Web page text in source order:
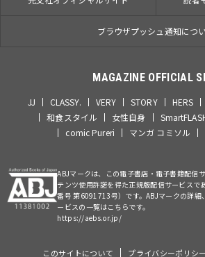
ブラウザプッシュ通知につ
MAGAZINE OFFICIAL
JJ CLASSY. VERY STORY HERS
和食スタイル
女性自身
comic Pureri
マンガ コミソル
ABJマークは、この電子書店・電子書籍配信
テンツ使用許諾を得た正規版配信サービスで
番号 第6091713号）です。ABJマークの詳細
ービスの一覧はこちらです。
https://aebs.or.jp/
このサイトについて プライバシーポリシー